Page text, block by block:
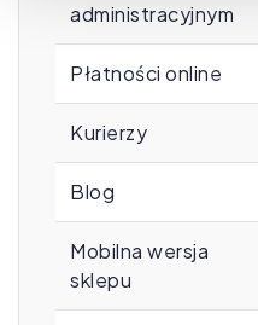
administracyjnym
Płatności online
Kurierzy
Blog
Mobilna wersja
sklepu